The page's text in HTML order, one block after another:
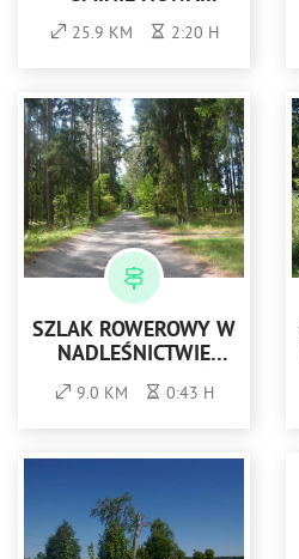
SARZYNA - ZIELONY
25.9 KM 2:20 H
SZLAK ROWEROWY W
NADLEŚNICTWIE
SROKOWO - ZIELONY
9.0 KM 0:43 H